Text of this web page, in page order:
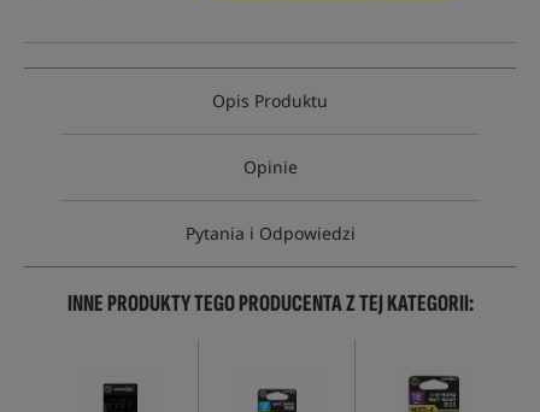
Opis Produktu
Opinie
Pytania i Odpowiedzi
INNE PRODUKTY TEGO PRODUCENTA Z TEJ KATEGORII: